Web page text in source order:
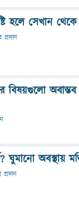
সেখান থেকে
প্রদান
বিষয়গুলো
ঘুমানো অবস্থায়
প্রদান